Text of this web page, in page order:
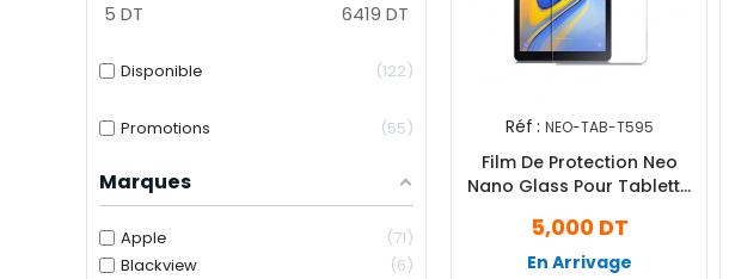
5 DT 6419 DT
Disponible 122
Promotions 55
Marques
Apple
71
Blackview
6
Réf : NEO-TAB-T595
Film De Protection Neo
Nano Glass Pour Tablette
5,000 DT
En Arrivage